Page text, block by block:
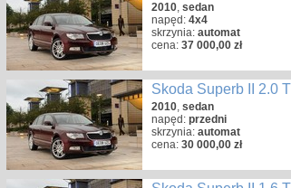
2010, sedan
napęd: 4x4
skrzynia: automat
cena: 37 000,00 zł
Skoda Superb II 2.0
2010, sedan
napęd: przedni
skrzynia: automat
cena: 30 000,00 zł